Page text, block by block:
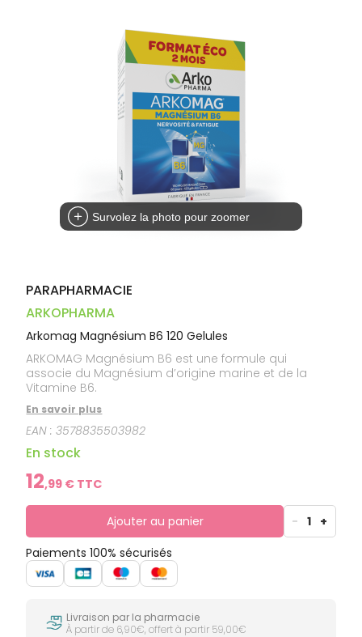
DE SANTÉ
Survolez la photo pour zoomer
PARAPHARMACIE
ARKOPHARMA
Arkomag Magnésium B6 120 Gelules
ARKOMAG Magnésium B6 est une formule qui
associe du Magnésium d’origine marine et de la
Vitamine B6.
En savoir plus
EAN :3578835503982
En stock
12,99 € TTC
Ajouter au panier - 1 +
Paiements 100% sécurisés
Livraison par la pharmacie
À partir de 6,90€, offert à partir 59,00€